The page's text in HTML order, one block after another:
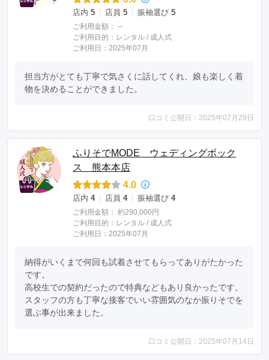
店内 5 店員 5 振袖選び 5
ご利用金額： --
ご利用目的： レンタル / 成人式
ご利用日：2025年07月
担当方がとても丁寧で気さくに話してくれ、娘も楽しく着
物を決めることができました。
口コミ公開日：2025年07月29日
ふりそでMODE ウェディングボック
ス 熊本本店
4.0
店内 4 店員 4 振袖選び 4
ご利用金額： 約290,000円
ご利用目的： レンタル / 成人式
ご利用日：2025年07月
納得がいくまで何回も試着させてもらってありがたかった
です。
高校生での契約だったので特典などもあり良かったです。
スタッフの方も丁寧な接客でいい雰囲気のなか振りそでを
選ぶ事が出来ました。
口コミ公開日：2025年07月14日